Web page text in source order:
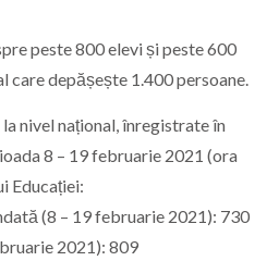
peste 800 elevi și peste 600
care depășește 1.400 persoane.
nivel național, înregistrate în
8 – 19 februarie 2021 (ora
Educației:
(8 – 19 februarie 2021): 730
2021): 809